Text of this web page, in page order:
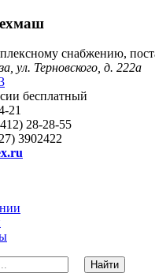
снабжению,
ул. Терновского, д. 222а
бесплатный
21
28-28-55
3902422